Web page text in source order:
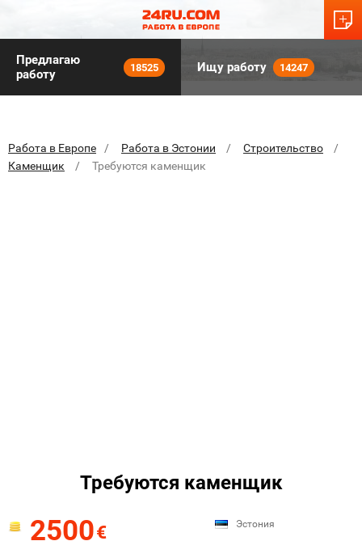
Предлагаю
работу
18525 Ищу работу 14247
Работа в Европе Работа в Эстонии
Строительство
Каменщик
Требуются каменщик
Требуются каменщик
2500€ Эстония